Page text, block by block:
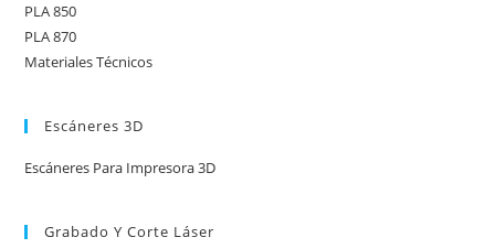
PLA 850
PLA 870
Materiales Técnicos
Escáneres 3D
Escáneres Para Impresora 3D
Grabado Y Corte Láser